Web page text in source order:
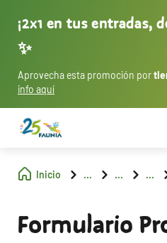
¡2x1 en tus entradas,
✨
Aprovecha esta promoción por
info aquí
Inicio ... ... ...
Formulario